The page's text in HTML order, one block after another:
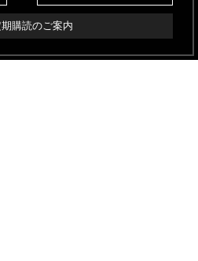
購読のご案内